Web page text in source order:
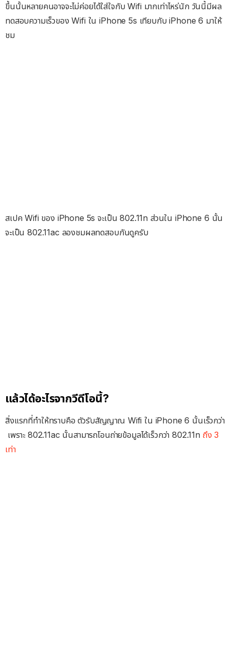
ขึ้นนั้นหลายคนอาจจะไม่ค่อยได้ใส่ใจกับ Wifi มากเท่าไหร่นัก วันนี้มีผล
ทดสอบความเร็วของ Wifi ใน iPhone 5s เทียบกับ iPhone 6 มาให้
ชม
สเปค Wifi ของ iPhone 5s จะเป็น 802.11n ส่วนใน iPhone 6 นั้น
จะเป็น 802.11ac ลองชมผลทดสอบกันดูครับ
แล้วได้อะไรจากวีดีโอนี้?
สิ่งแรกที่ทำให้ทราบคือ ตัวรับสัญญาณ Wifi ใน iPhone 6 นั้นเร็วกว่า
เพราะ 802.11ac นั้นสามารถโอนถ่ายข้อมูลได้เร็วกว่า 802.11n ถึง 3
เท่า